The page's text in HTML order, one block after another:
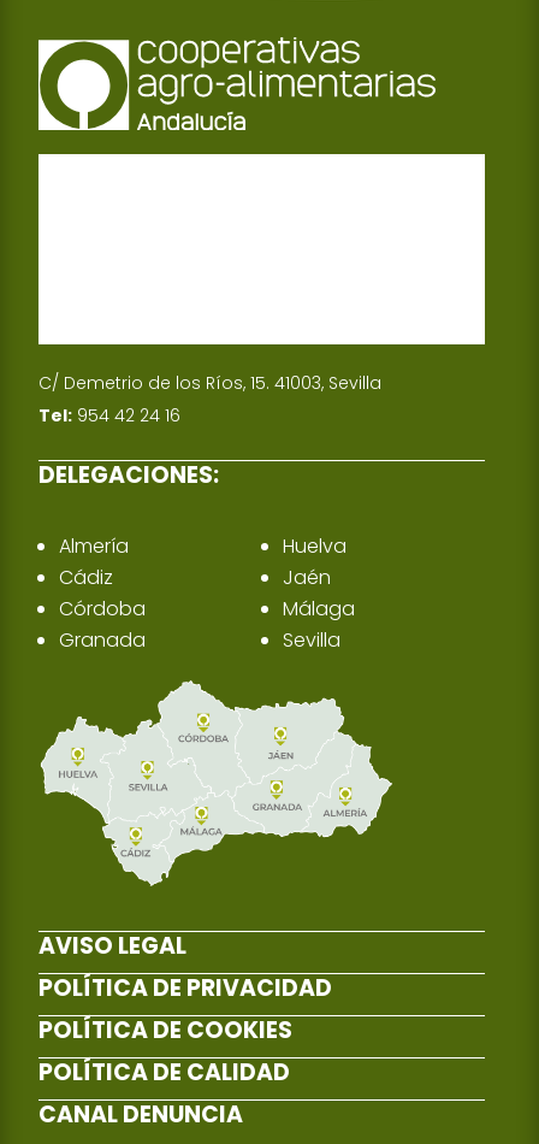
C/ Demetrio de los Ríos, 15. 41003, Sevilla
Tel: 954 42 24 16
DELEGACIONES:
Almería
Cádiz
Córdoba
Granada
Huelva
Jaén
Málaga
Sevilla
AVISO LEGAL
POLÍTICA DE PRIVACIDAD
POLÍTICA DE COOKIES
POLÍTICA DE CALIDAD
CANAL DENUNCIA